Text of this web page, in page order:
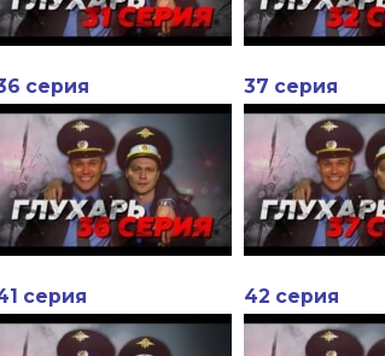
серия 37 серия
серия 42 серия